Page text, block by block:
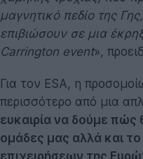
μαγνητικό πεδίο της
επιβιώσουν σε μια
Carrington event»,
Για τον ESA, η
περισσότερο από μια
ευκαιρία να δούμε πώς
ομάδες μας αλλά και
επιχειρήσεων της